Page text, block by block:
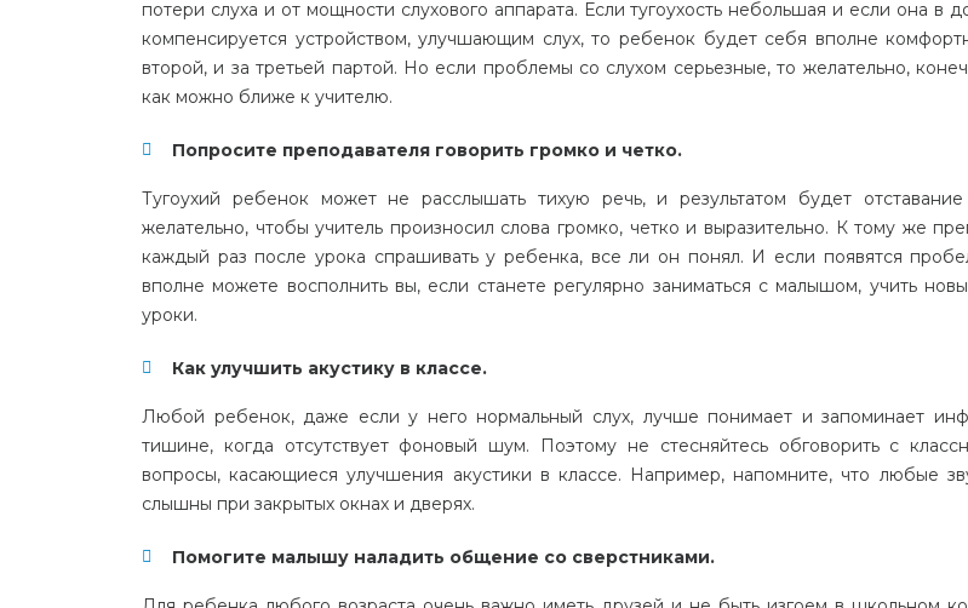
потери слуха и от мощности слухового аппарата. Если тугоухость небольшая и если она в
компенсируется устройством, улучшающим слух, то ребенок будет себя вполне
второй, и за третьей партой. Но если проблемы со слухом серьезные, то желательно,
как можно ближе к учителю.
Попросите преподавателя говорить громко и четко.
Тугоухий ребенок может не расслышать тихую речь, и результатом будет
желательно, чтобы учитель произносил слова громко, четко и выразительно. К тому же
каждый раз после урока спрашивать у ребенка, все ли он понял. И если появятся
вполне можете восполнить вы, если станете регулярно заниматься с малышом, учить
уроки.
Как улучшить акустику в классе.
Любой ребенок, даже если у него нормальный слух, лучше понимает и запоминает
тишине, когда отсутствует фоновый шум. Поэтому не стесняйтесь обговорить с
вопросы, касающиеся улучшения акустики в классе. Например, напомните, что любые
слышны при закрытых окнах и дверях.
Помогите малышу наладить общение со сверстниками.